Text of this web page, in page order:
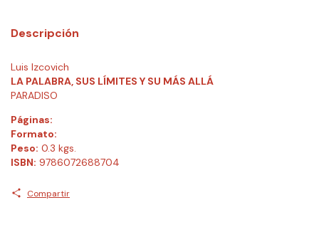
Descripción
Luis Izcovich
LA PALABRA, SUS LÍMITES Y SU MÁS ALLÁ
PARADISO
Páginas:
Formato:
Peso: 0.3 kgs.
ISBN: 9786072688704
Compartir